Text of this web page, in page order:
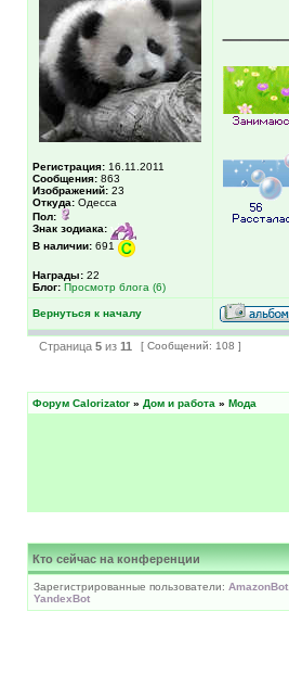
Регистрация: 16.11.2011
Сообщения: 863
Изображений: 23
Откуда: Одесса
Пол:
Знак зодиака:
В наличии: 691
Награды: 22
Блог: Просмотр блога (6)
Вернуться к началу
Страница 5 из 11 [ Сообщений: 108 ]
Форум Calorizator » Дом и работа » Мода
Кто сейчас на конференции
Зарегистрированные пользователи: AmazonBot
YandexBot